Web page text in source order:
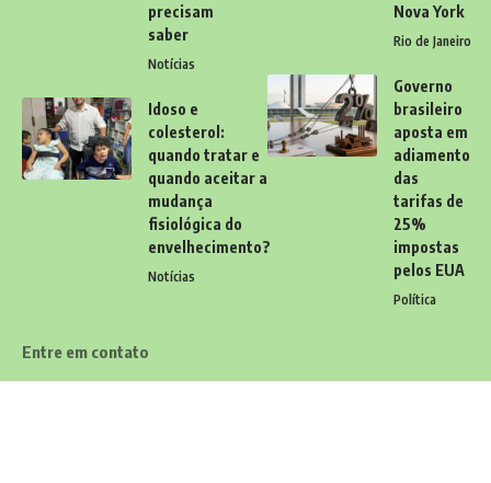
precisam
saber
Notícias
Idoso e
colesterol:
quando tratar e
quando aceitar a
mudança
fisiológica do
envelhecimento?
Notícias
Nova York
Rio de Janeiro
Governo
brasileiro
aposta em
adiamento
das
tarifas de
25%
impostas
pelos EUA
Política
Entre em contato